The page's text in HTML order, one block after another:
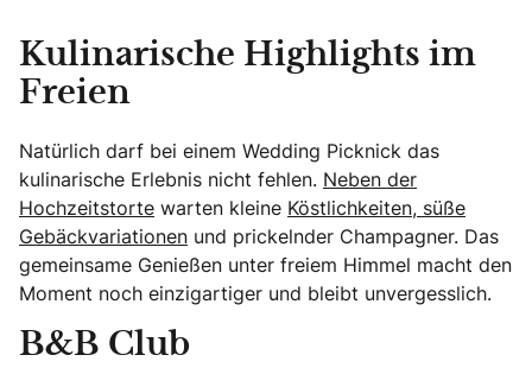
Kulinarische Highlights im
Freien
Natürlich darf bei einem Wedding Picknick das
kulinarische Erlebnis nicht fehlen. Neben der
Hochzeitstorte warten kleine Köstlichkeiten, süße
Gebäckvariationen und prickelnder Champagner. Das
gemeinsame Genießen unter freiem Himmel macht den
Moment noch einzigartiger und bleibt unvergesslich.
B&B Club